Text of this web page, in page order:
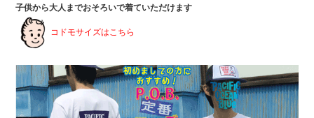
子供から大人までおそろいで着ていただけます
コドモサイズはこちら